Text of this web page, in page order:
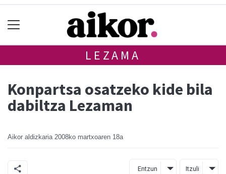
LEZAMA
Konpartsa osatzeko kide bila
dabiltza Lezaman
Aikor aldizkaria 2008ko martxoaren 18a
Entzun Itzuli